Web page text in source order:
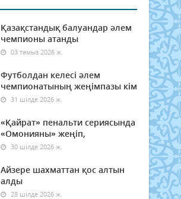
Қазақстандық балуандар әлем
чемпионы атанды
03 тамыз 2026 ж.
Футболдан келесі әлем
чемпионатының жеңімпазы кім
31 шілде 2026 ж.
«Қайрат» пенальти сериясында
«Омонияны» жеңіп,
30 шілде 2026 ж.
Айзере шахматтан қос алтын
алды
28 шілде 2026 ж.